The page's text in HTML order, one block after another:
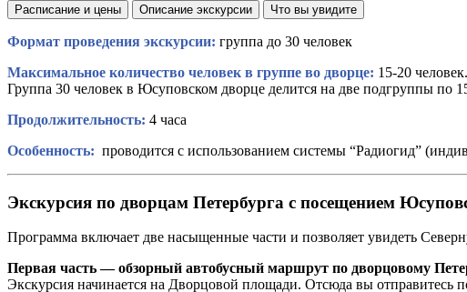
Расписание и цены Описание экскурсии Что вы увидите
Формат проведения экскурсии: группа до 30 человек
Максимальное количество человек в группе во дворце: 15-20 человек.
Группа 30 человек в Юсуповском дворце делится на две подгруппы по
Продолжительность: 4 часа
Особенность: проводится с использованием системы “Радиогид”
Экскурсия по дворцам Петербурга с посещением
Программа включает две насыщенные части и позволяет увидеть
Первая часть — обзорный автобусный маршрут по дворцовому
Экскурсия начинается на Дворцовой площади. Отсюда вы